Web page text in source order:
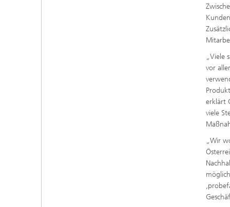
„Viele
vor
erklärt
viele
„Wir